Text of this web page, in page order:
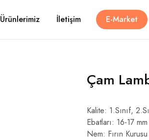
Ürünlerimiz İletişim E-Market
Çam
Kalite: 1.Sınıf,
Ebatları: 16-17
Nem: Fırın